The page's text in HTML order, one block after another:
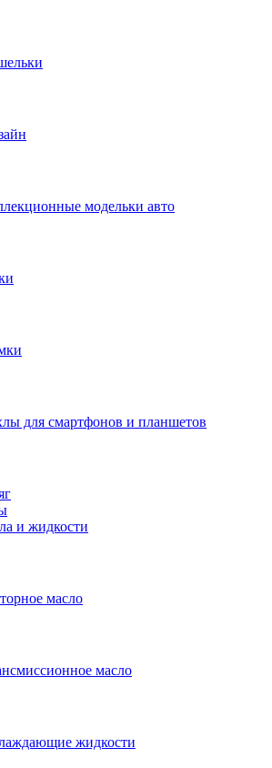
модельки авто
для смартфонов и планшетов
и жидкости
масло
масло
жидкости